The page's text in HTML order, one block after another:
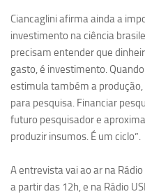
Ciência com Pipoca
Ciência Por Elas
Pint of Science
União Pró-Vacina
USP Analisa
Publicações
Documentos
Ciancaglini afirma ainda a
investimento na ciência
precisam entender que
gasto, é investimento.
estimula também a
para pesquisa. Financiar
futuro pesquisador e
produzir insumos. É um ciclo”.
A entrevista vai ao ar na
a partir das 12h, e na Rádio